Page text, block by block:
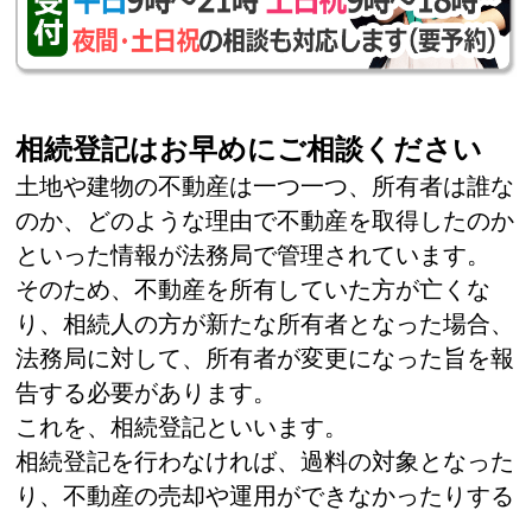
相続登記はお早めにご相談ください
土地や建物の不動産は一つ一つ、所有者は誰な
のか、どのような理由で不動産を取得したのか
といった情報が法務局で管理されています。
そのため、不動産を所有していた方が亡くな
り、相続人の方が新たな所有者となった場合、
法務局に対して、所有者が変更になった旨を報
告する必要があります。
これを、相続登記といいます。
相続登記を行わなければ、過料の対象となった
り、不動産の売却や運用ができなかったりする